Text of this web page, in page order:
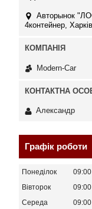
Авторынок
4контейнер,
Modern-Car
Александр
Графік роботи
Понеділок 09:00
Вівторок
09:00
Середа
09:00